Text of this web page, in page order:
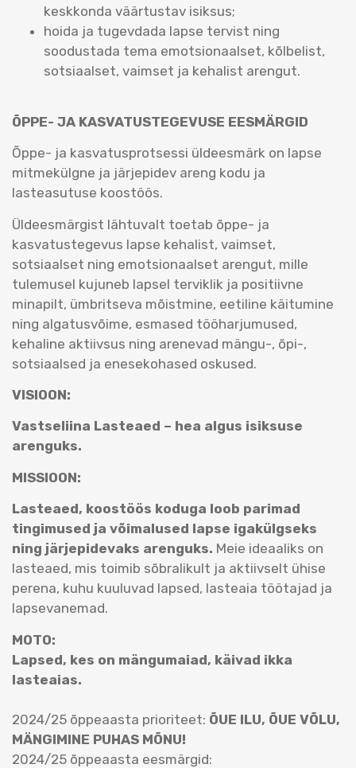
keskkonda väärtustav isiksus;
hoida ja tugevdada lapse tervist ning
soodustada tema emotsionaalset, kõlbelist,
sotsiaalset, vaimset ja kehalist arengut.
ÕPPE- JA KASVATUSTEGEVUSE EESMÄRGID
Õppe- ja kasvatusprotsessi üldeesmärk on lapse
mitmekülgne ja järjepidev areng kodu ja
lasteasutuse koostöös.
Üldeesmärgist lähtuvalt toetab õppe- ja
kasvatustegevus lapse kehalist, vaimset,
sotsiaalset ning emotsionaalset arengut, mille
tulemusel kujuneb lapsel terviklik ja positiivne
minapilt, ümbritseva mõistmine, eetiline käitumine
ning algatusvõime, esmased tööharjumused,
kehaline aktiivsus ning arenevad mängu-, õpi-,
sotsiaalsed ja enesekohased oskused.
VISIOON:
Vastseliina Lasteaed – hea algus isiksuse
arenguks.
MISSIOON:
Lasteaed, koostöös koduga loob parimad
tingimused ja võimalused lapse igakülgseks
ning järjepidevaks arenguks. Meie ideaaliks on
lasteaed, mis toimib sõbralikult ja aktiivselt ühise
perena, kuhu kuuluvad lapsed, lasteaia töötajad ja
lapsevanemad.
MOTO:
Lapsed, kes on mängumaiad, käivad ikka
lasteaias.
2024/25 õppeaasta prioriteet: ÕUE ILU, ÕUE VÕLU,
MÄNGIMINE PUHAS MÕNU!
2024/25 õppeaasta eesmärgid: